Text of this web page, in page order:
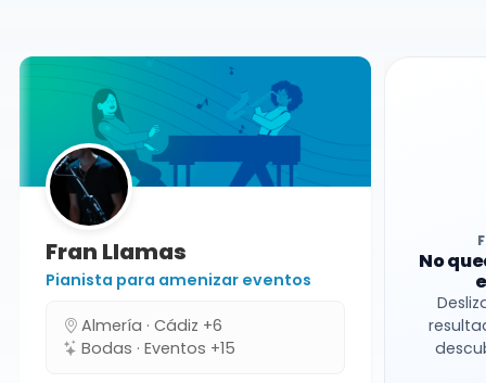
Fran Llamas
Pianista para amenizar eventos
Almería · Cádiz +6
Bodas · Eventos +15
No